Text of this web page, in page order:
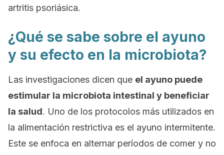
artritis psoriásica.
¿Qué se sabe sobre el ayuno
y su efecto en la microbiota?
Las investigaciones dicen que el ayuno puede
estimular la microbiota intestinal y beneficiar
la salud. Uno de los protocolos más utilizados en
la alimentación restrictiva es el ayuno intermitente.
Este se enfoca en alternar períodos de comer y no